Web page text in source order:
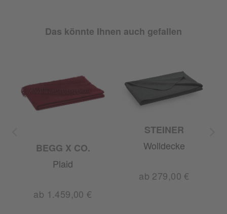
Das könnte Ihnen auch gefallen
BEGG X CO.
Plaid
ab 1.459,00 €
STEINER
Wolldecke
ab 279,00 €